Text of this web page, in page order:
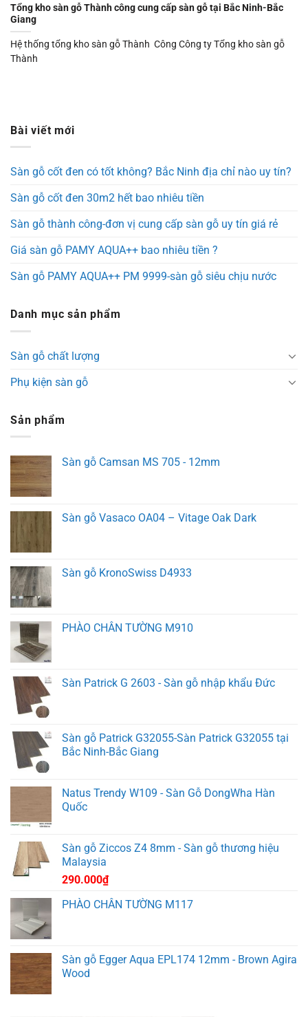
Tổng kho sàn gỗ Thành công cung cấp sàn gỗ tại Bắc Ninh-Bắc
Giang
Hệ thống tổng kho sàn gỗ Thành Công Công ty Tổng kho sàn gỗ
Thành
Bài viết mới
Sàn gỗ cốt đen có tốt không? Bắc Ninh địa chỉ nào uy tín?
Sàn gỗ cốt đen 30m2 hết bao nhiêu tiền
Sàn gỗ thành công-đơn vị cung cấp sàn gỗ uy tín giá rẻ
Giá sàn gỗ PAMY AQUA++ bao nhiêu tiền ?
Sàn gỗ PAMY AQUA++ PM 9999-sàn gỗ siêu chịu nước
Danh mục sản phẩm
Sàn gỗ chất lượng
Phụ kiện sàn gỗ
Sản phẩm
Sàn gỗ Camsan MS 705 - 12mm
Sàn gỗ Vasaco OA04 – Vitage Oak Dark
Sàn gỗ KronoSwiss D4933
PHÀO CHÂN TƯỜNG M910
Sàn Patrick G 2603 - Sàn gỗ nhập khẩu Đức
Sàn gỗ Patrick G32055-Sàn Patrick G32055 tại
Bắc Ninh-Bắc Giang
Natus Trendy W109 - Sàn Gỗ DongWha Hàn
Quốc
Sàn gỗ Ziccos Z4 8mm - Sàn gỗ thương hiệu
Malaysia
290.000₫
PHÀO CHÂN TƯỜNG M117
Sàn gỗ Egger Aqua EPL174 12mm - Brown Agira
Wood